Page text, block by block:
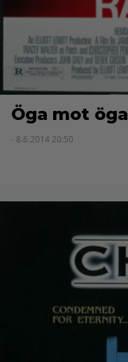
Öga mot öga
- 8.6.2014 20:50